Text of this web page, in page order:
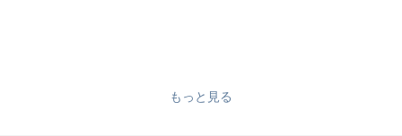
・年に一回の健康診断受診サポート
・少人数チームでのプロダクト開発経験
もっと見る